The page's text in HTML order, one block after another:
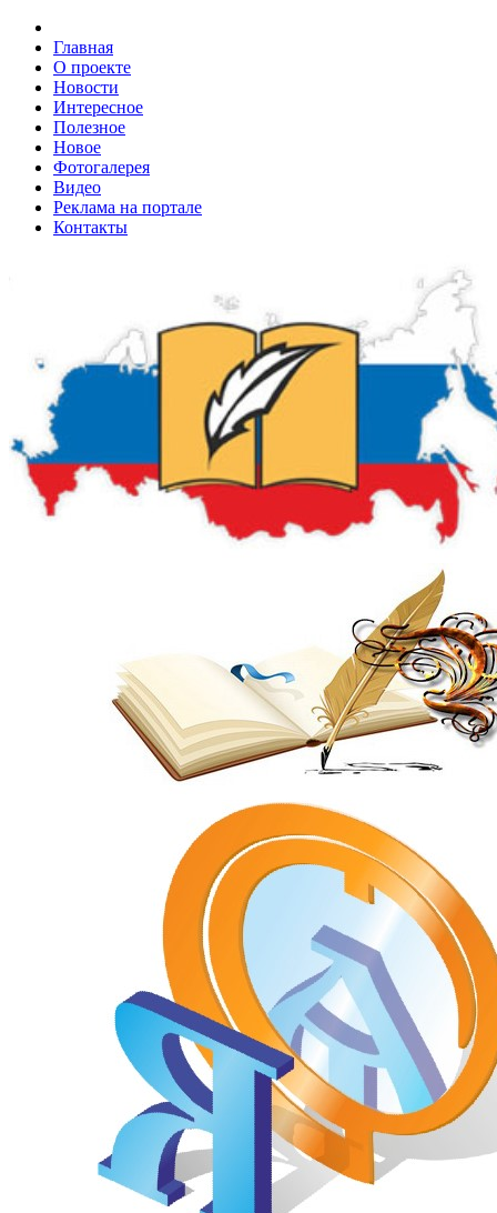
Главная
О проекте
Новости
Интересное
Полезное
Новое
Фотогалерея
Видео
Реклама на портале
Контакты